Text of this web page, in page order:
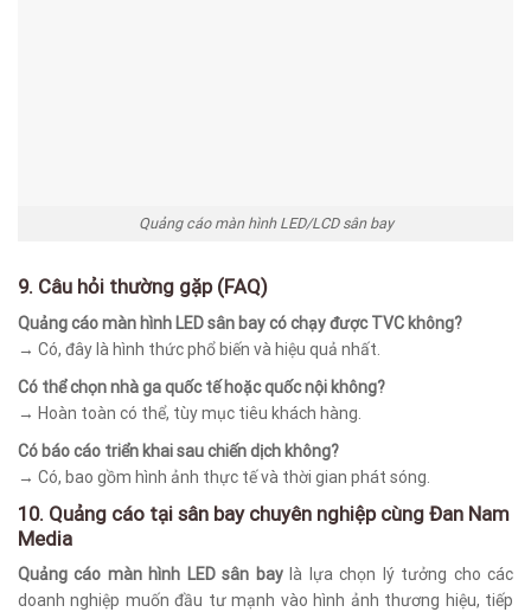
Quảng cáo màn hình LED/LCD sân bay
9. Câu hỏi thường gặp (FAQ)
Quảng cáo màn hình LED sân bay có chạy được TVC không?
→ Có, đây là hình thức phổ biến và hiệu quả nhất.
Có thể chọn nhà ga quốc tế hoặc quốc nội không?
→ Hoàn toàn có thể, tùy mục tiêu khách hàng.
Có báo cáo triển khai sau chiến dịch không?
→ Có, bao gồm hình ảnh thực tế và thời gian phát sóng.
10. Quảng cáo tại sân bay chuyên nghiệp cùng Đan Nam
Media
Quảng cáo màn hình LED sân baylà lựa chọn lý tưởng cho các
doanh nghiệp muốn đầu tư mạnh vào hình ảnh thương hiệu, tiếp